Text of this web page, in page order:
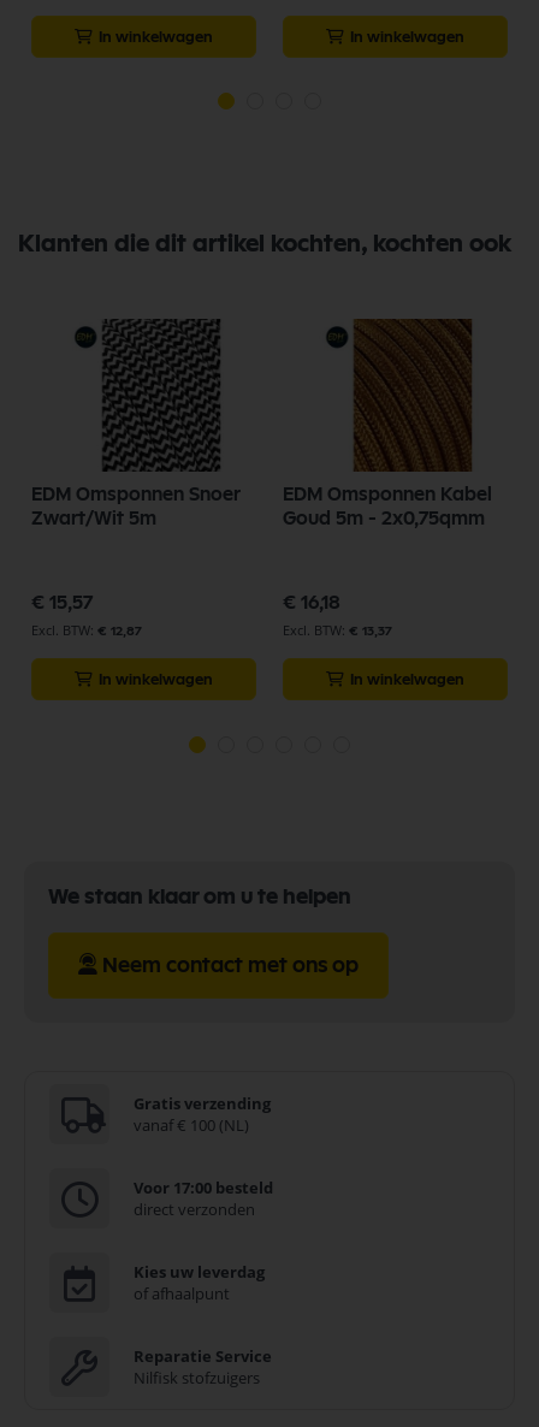
In winkelwagen In winkelwagen
Klanten die dit artikel kochten, kochten ook
EDM Omsponnen Snoer
Zwart/Wit 5m
€ 15,57
€ 12,87
In winkelwagen
EDM Omsponnen Kabel
Goud 5m - 2x0,75qmm
€ 16,18
€ 13,37
In winkelwagen
We staan klaar om u te helpen
Neem contact met ons op
Gratis verzending
vanaf € 100 (NL)
Voor 17:00 besteld
direct verzonden
Kies uw leverdag
of afhaalpunt
Reparatie Service
Nilfisk stofzuigers